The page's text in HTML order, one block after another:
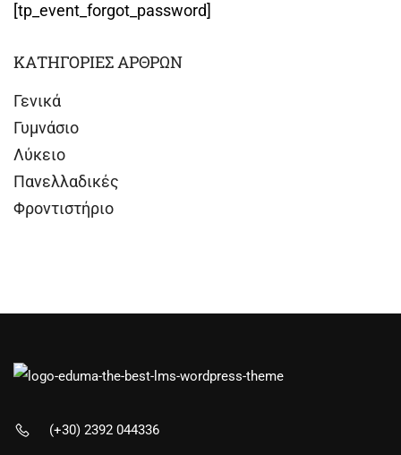
[tp_event_forgot_password]
ΚΑΤΗΓΟΡΙΕΣ ΑΡΘΡΩΝ
Γενικά
Γυμνάσιο
Λύκειο
Πανελλαδικές
Φροντιστήριο
(+30) 2392 044336